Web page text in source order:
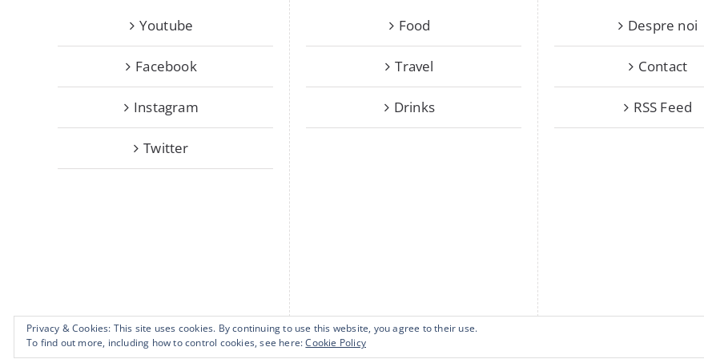
Youtube
Facebook
Instagram
Twitter
Food
Travel
Drinks
Despre noi
Contact
RSS Feed
Privacy & Cookies: This site uses cookies. By continuing to use this website, you agree to their use.
To find out more, including how to control cookies, see here:Cookie Policy